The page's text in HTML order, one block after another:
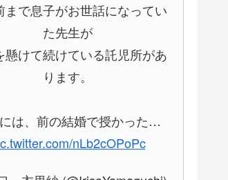
まで息子がお世話になってい
た先生が
懸けて続けている託児所があ
ります。
は、前の結婚で授かった…
nLb2cOPoPc